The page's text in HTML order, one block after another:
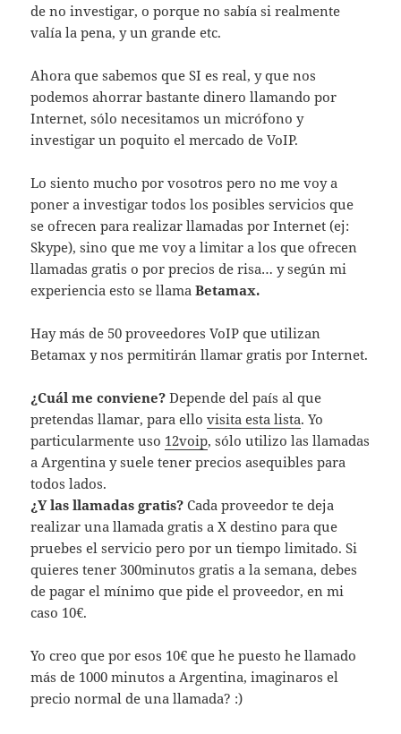
de no investigar, o porque no sabía si realmente
valía la pena, y un grande etc.
Ahora que sabemos que SI es real, y que nos
podemos ahorrar bastante dinero llamando por
Internet, sólo necesitamos un micrófono y
investigar un poquito el mercado de VoIP.
Lo siento mucho por vosotros pero no me voy a
poner a investigar todos los posibles servicios que
se ofrecen para realizar llamadas por Internet (ej:
Skype), sino que me voy a limitar a los que ofrecen
llamadas gratis o por precios de risa… y según mi
experiencia esto se llamaBetamax.
Hay más de 50 proveedores VoIP que utilizan
Betamax y nos permitirán llamar gratis por Internet.
¿Cuál me conviene? Depende del país al que
pretendas llamar, para ellovisita esta lista. Yo
particularmente uso 12voip, sólo utilizo las llamadas
a Argentina y suele tener precios asequibles para
todos lados.
¿Y las llamadas gratis? Cada proveedor te deja
realizar una llamada gratis a X destino para que
pruebes el servicio pero por un tiempo limitado. Si
quieres tener 300minutos gratis a la semana, debes
de pagar el mínimo que pide el proveedor, en mi
caso 10€.
Yo creo que por esos 10€ que he puesto he llamado
más de 1000 minutos a Argentina, imaginaros el
precio normal de una llamada? :)